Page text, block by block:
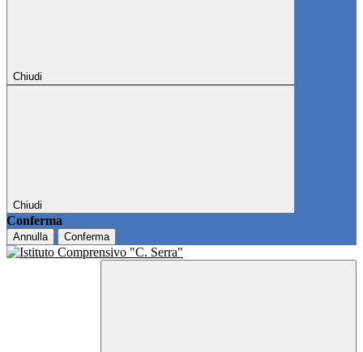
Chiudi
Chiudi
Conferma
Annulla Conferma